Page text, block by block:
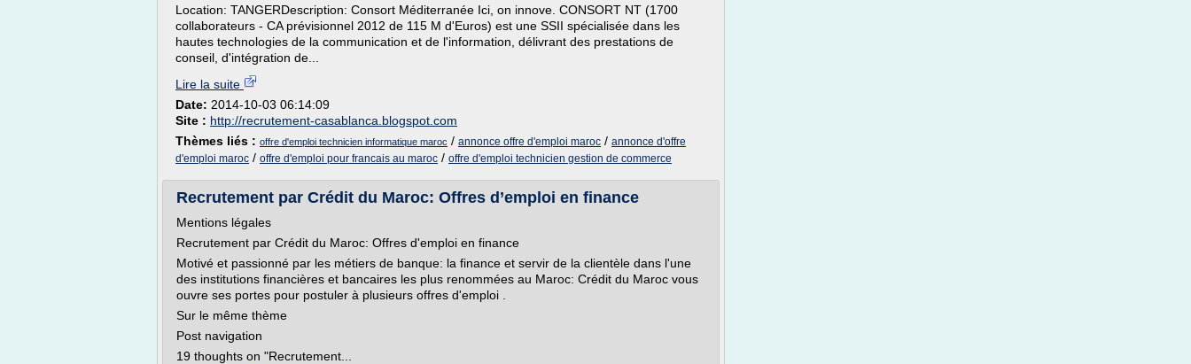
Location: TANGERDescription: Consort Méditerranée Ici, on innove. CONSORT NT (1700
collaborateurs - CA prévisionnel 2012 de 115 M d'Euros) est une SSII spécialisée dans les
hautes technologies de la communication et de l'information, délivrant des prestations de
conseil, d'intégration de...
Lire la suite
Date: 2014-10-03 06:14:09
Site : http://recrutement-casablanca.blogspot.com
Thèmes liés : offre d'emploi technicien informatique maroc / annonce offre d'emploi maroc / annonce d'offre
d'emploi maroc / offre d'emploi pour francais au maroc / offre d'emploi technicien gestion de commerce
Recrutement par Crédit du Maroc: Offres d’emploi en finance
Mentions légales
Recrutement par Crédit du Maroc: Offres d'emploi en finance
Motivé et passionné par les métiers de banque: la finance et servir de la clientèle dans l'une
des institutions financières et bancaires les plus renommées au Maroc: Crédit du Maroc vous
ouvre ses portes pour postuler à plusieurs offres d'emploi .
Sur le même thème
Post navigation
19 thoughts on "Recrutement...